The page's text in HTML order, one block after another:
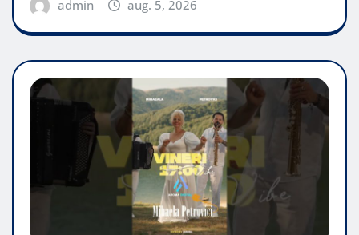
admin aug. 5, 2026